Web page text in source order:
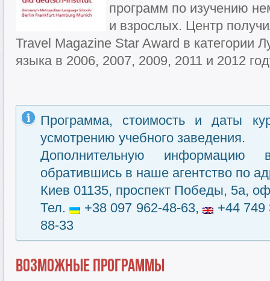
программ по изучению
и взрослых. Центр
Travel Magazine Star Award в категории
языка в 2006, 2007, 2009, 2011 и 2012
Программа, стоимость и даты
усмотрению учебного заведения.
Дополнительную информацию
обратившись в наше агентство по
Киев 01135, проспект Победы, 5а,
Тел.
+38 097 962-48-63,
+44
88-33
Возможные программы